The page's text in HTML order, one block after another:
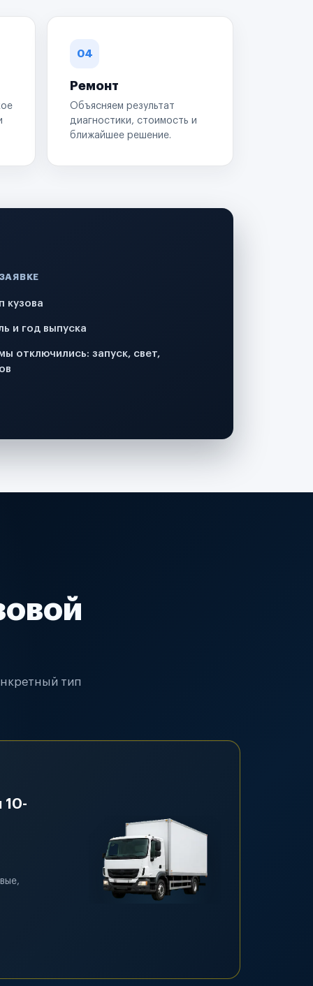
04
Ремонт
Объясняем результат
диагностики, стоимость и
ближайшее решение.
кузова
и год выпуска
отключились: запуск, свет,
тип
10-